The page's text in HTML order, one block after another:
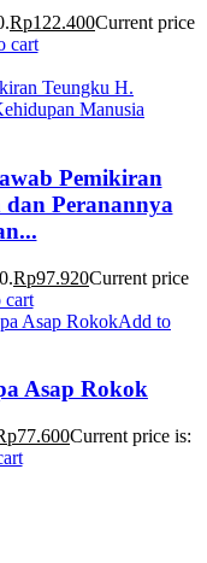
Rp122.400Current price
cart
Pemikiran
Peranannya
Rp97.920Current price
cart
Add to
Asap Rokok
77.600Current price is: